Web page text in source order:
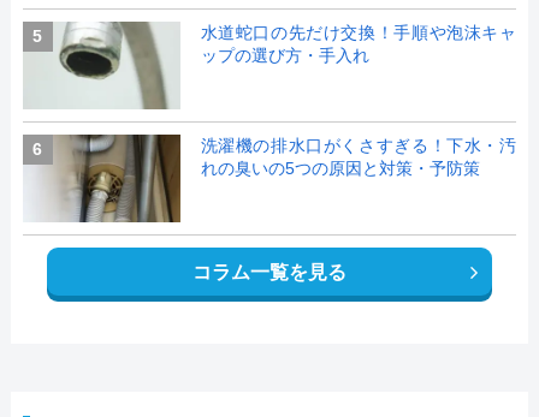
5
水道蛇口の先だけ交換！手順や泡沫キャ
ップの選び方・手入れ
6
洗濯機の排水口がくさすぎる！下水・汚
れの臭いの5つの原因と対策・予防策
コラム一覧を見る